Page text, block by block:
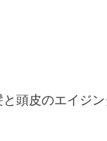
頭皮のエイジン